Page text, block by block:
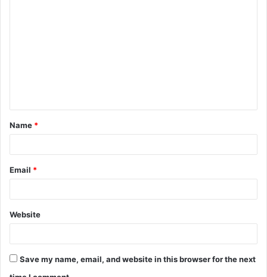
t
*
Name *
Email *
Website
Save my name, email, and website in this browser for the next